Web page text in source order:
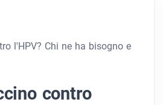
l'HPV? Chi ne ha bisogno e
contro